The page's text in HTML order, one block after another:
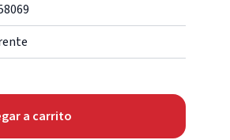
a carrito